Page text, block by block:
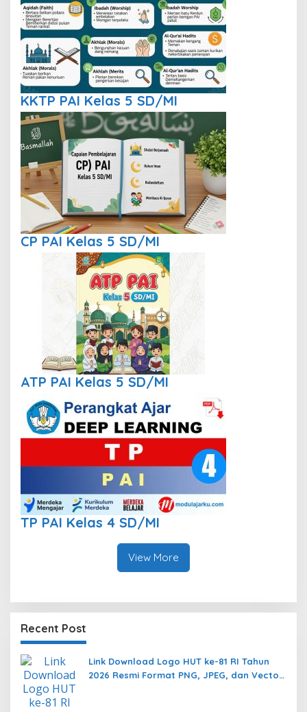
KKTP PAI Kelas 5 SD/MI
CP PAI Kelas 5 SD/MI
ATP PAI Kelas 5 SD/MI
TP PAI Kelas 4 SD/MI
View More
Recent Post
Link Download Logo HUT ke-81 RI Tahun
2026 Resmi Format PNG, JPEG, dan Vector